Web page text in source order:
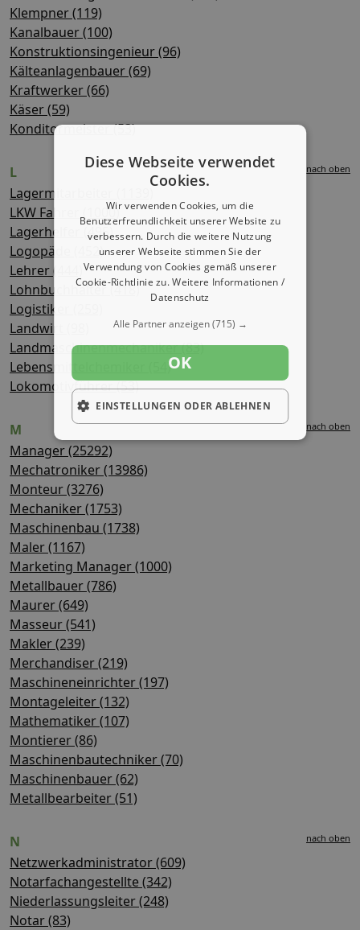
Klempner (119)
Kanalbauer (100)
Konstruktionsingenieur (96)
Kälteanlagenbauer (69)
Kraftwerker (66)
Käser (59)
Konditormeister (53)
L nach oben
Lagermitarbeiter (1139)
LKW Fahrer (1000)
Lagerhelfer (495)
Logopäde (452)
Lehrer (444)
Lohnbuchhalter (418)
Logistiker (259)
Landwirt (98)
Landmaschinenmechaniker (83)
Lebensmittelchemiker (54)
Lokomotivführer (53)
M nach oben
Manager (25292)
Mechatroniker (13986)
Monteur (3276)
Mechaniker (1753)
Maschinenbau (1738)
Maler (1167)
Marketing Manager (1000)
Metallbauer (786)
Maurer (649)
Masseur (541)
Makler (239)
Merchandiser (219)
Maschineneinrichter (197)
Montageleiter (132)
Mathematiker (107)
Montierer (86)
Maschinenbautechniker (70)
Maschinenbauer (62)
Metallbearbeiter (51)
N nach oben
Netzwerkadministrator (609)
Notarfachangestellte (342)
Niederlassungsleiter (248)
Notar (83)
Diese Webseite verwendet
Cookies.
Wir verwenden Cookies, um die
Benutzerfreundlichkeit unserer Website zu
verbessern. Durch die weitere Nutzung
unserer Webseite stimmen Sie der
Verwendung von Cookies gemäß unserer
Cookie-Richtlinie zu.Weitere Informationen /
Datenschutz
Alle Partner anzeigen(715) →
OK
EINSTELLUNGEN ODER ABLEHNEN